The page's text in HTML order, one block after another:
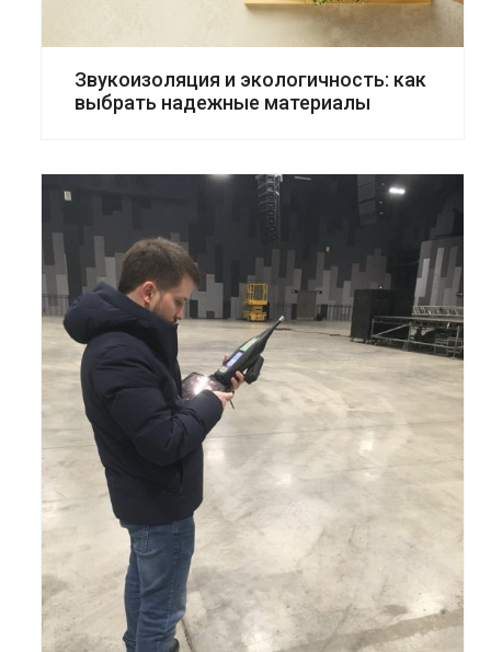
Звукоизоляция и экологичность: как
выбрать надежные материалы